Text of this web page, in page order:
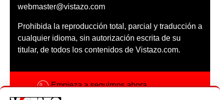
webmaster@vistazo.com
Prohibida la reproducción total, parcial y traducción a
cualquier idioma, sin autorización escrita de su
titular, de todos los contenidos de Vistazo.com.
Empieza a seguirnos ahora